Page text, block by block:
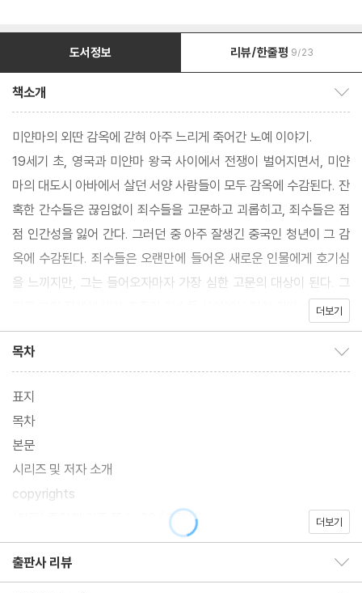
도서정보 리뷰/한줄평 9/23
책소개
미얀마의 외딴 감옥에 갇혀 아주 느리게 죽어간 노예 이야기.
19세기 초, 영국과 미얀마 왕국 사이에서 전쟁이 벌어지면서, 미얀
마의 대도시 아바에서 살던 서양 사람들이 모두 감옥에 수감된다. 잔
혹한 간수들은 끊임없이 죄수들을 고문하고 괴롭히고, 죄수들은 점
점 인간성을 잃어 간다. 그러던 중 아주 잘생긴 중국인 청년이 그 감
옥에 수감된다. 죄수들은 오랜만에 들어온 새로운 인물에게 호기심
을 느끼지만, 그는 들어오자마자 가장 심한 고문의 대상이 된다. 그
더보기
목차
표지
목차
본문
시리즈 및 저자 소개
copyrights
(참고) 종이책 기준 쪽수: 30 (추정치)
더보기
출판사 리뷰